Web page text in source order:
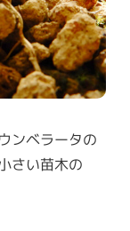
ンベラータの
さい苗木の